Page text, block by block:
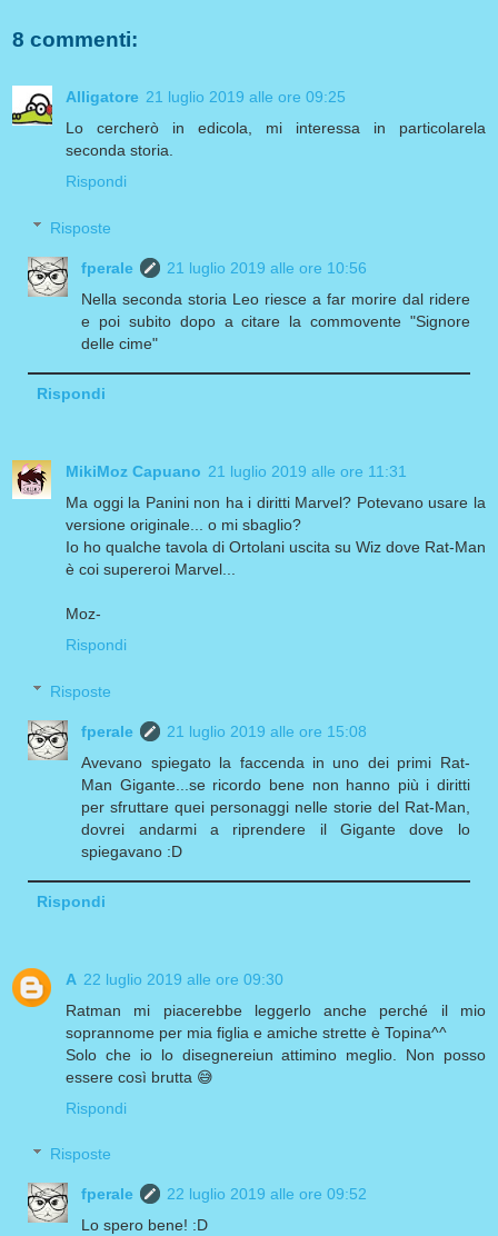
8 commenti:
Alligatore 21 luglio 2019 alle ore 09:25
Lo cercherò in edicola, mi interessa in particolarela
seconda storia.
Rispondi
Risposte
fperale
21 luglio 2019 alle ore 10:56
Nella seconda storia Leo riesce a far morire dal ridere
e poi subito dopo a citare la commovente "Signore
delle cime"
Rispondi
MikiMoz Capuano 21 luglio 2019 alle ore 11:31
Ma oggi la Panini non ha i diritti Marvel? Potevano usare la
versione originale... o mi sbaglio?
Io ho qualche tavola di Ortolani uscita su Wiz dove Rat-Man
è coi supereroi Marvel...
Moz-
Rispondi
Risposte
fperale
21 luglio 2019 alle ore 15:08
Avevano spiegato la faccenda in uno dei primi Rat-
Man Gigante...se ricordo bene non hanno più i diritti
per sfruttare quei personaggi nelle storie del Rat-Man,
dovrei andarmi a riprendere il Gigante dove lo
spiegavano :D
Rispondi
A 22 luglio 2019 alle ore 09:30
Ratman mi piacerebbe leggerlo anche perché il mio
soprannome per mia figlia e amiche strette è Topina^^
Solo che io lo disegnereiun attimino meglio. Non posso
essere così brutta 😅
Rispondi
Risposte
fperale
22 luglio 2019 alle ore 09:52
Lo spero bene! :D